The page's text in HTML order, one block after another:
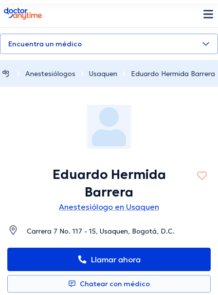
doctoranytime
Encuentra un médico
Anestesiólogos Usaquen Eduardo Hermida Barrera
Eduardo Hermida
Barrera
Anestesiólogo en Usaquen
Carrera 7 No. 117 - 15, Usaquen, Bogotá, D.C.
Llamar ahora
Chatear con médico